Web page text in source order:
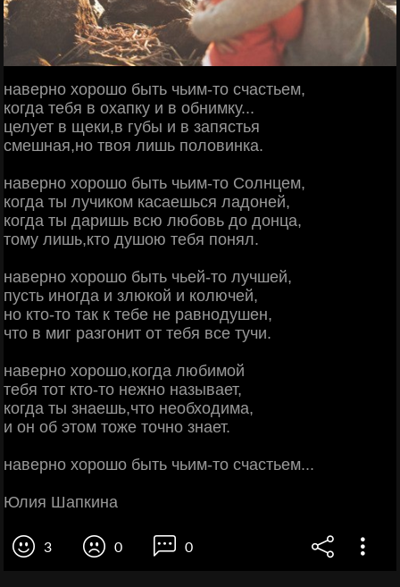
наверно хорошо быть чьим-то счастьем,
когда тебя в охапку и в обнимку...
целует в щеки,в губы и в запястья
смешная,но твоя лишь половинка.
наверно хорошо быть чьим-то Солнцем,
когда ты лучиком касаешься ладоней,
когда ты даришь всю любовь до донца,
тому лишь,кто душою тебя понял.
наверно хорошо быть чьей-то лучшей,
пусть иногда и злюкой и колючей,
но кто-то так к тебе не равнодушен,
что в миг разгонит от тебя все тучи.
наверно хорошо,когда любимой
тебя тот кто-то нежно называет,
когда ты знаешь,что необходима,
и он об этом тоже точно знает.
наверно хорошо быть чьим-то счастьем...
Юлия Шапкина
3 0 0